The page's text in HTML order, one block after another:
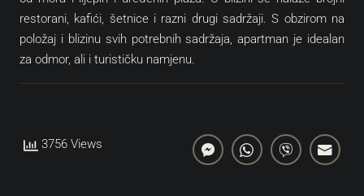
restorani, kafići, šetnice i razni drugi sadržaji. S obzirom na
položaj i blizinu svih potrebnih sadržaja, apartman je idealan
za odmor, ali i turističku namjenu.
3756 Views